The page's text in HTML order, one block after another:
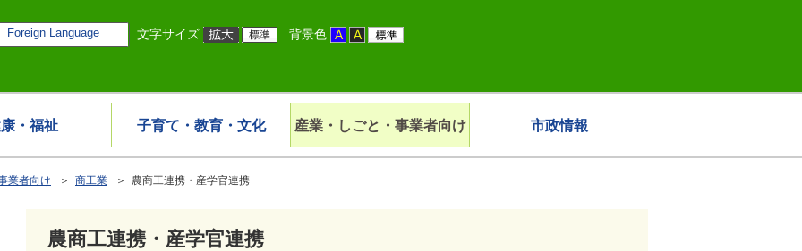
Foreign Language 文字サイズ 背景色
・福祉 子育て・教育・文化 産業・しごと・事業者向け 市政情報
業者向け ＞ 商工業 ＞ 農商工連携・産学官連携
農商工連携・産学官連携